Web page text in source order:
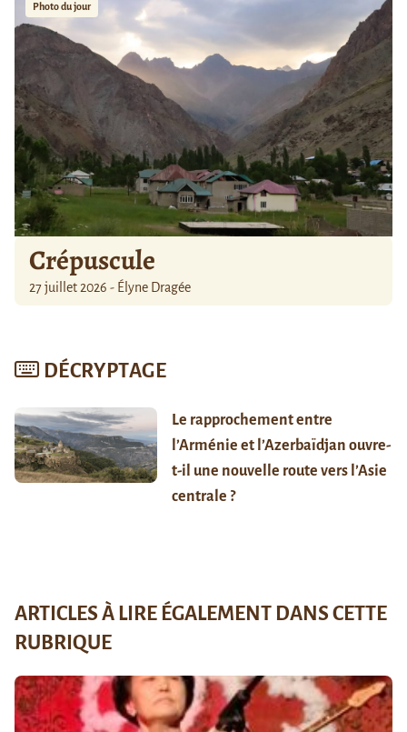
Photo du jour
Crépuscule
27 juillet 2026 - Élyne Dragée
DÉCRYPTAGE
Le rapprochement entre
l’Arménie et l’Azerbaïdjan ouvre-
t-il une nouvelle route vers l’Asie
centrale ?
ARTICLES À LIRE ÉGALEMENT DANS CETTE
RUBRIQUE